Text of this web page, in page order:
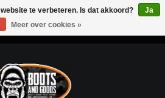
te verbeteren. Is dat akkoord?
Ja
Meer over cookies »